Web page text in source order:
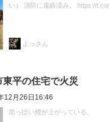
い） 消防に連絡済み。 https://
よっさん
平の住宅で火災
12月26日16:46
黒っぽい煙が上がっている。